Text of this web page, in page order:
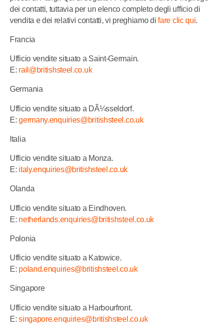
dei contatti, tuttavia per un elenco completo degli ufficio di
vendita e dei relativi contatti, vi preghiamo di fare clic qui.
Francia
Ufficio vendite situato a Saint-Germain.
E: rail@britishsteel.co.uk
Germania
Ufficio vendite situato a DÃ¼sseldorf.
E: germany.enquiries@britishsteel.co.uk
Italia
Ufficio vendite situato a Monza.
E: italy.enquiries@britishsteel.co.uk
Olanda
Ufficio vendite situato a Eindhoven.
E: netherlands.enquiries@britishsteel.co.uk
Polonia
Ufficio vendite situato a Katowice.
E: poland.enquiries@britishsteel.co.uk
Singapore
Ufficio vendite situato a Harbourfront.
E: singapore.enquiries@britishsteel.co.uk